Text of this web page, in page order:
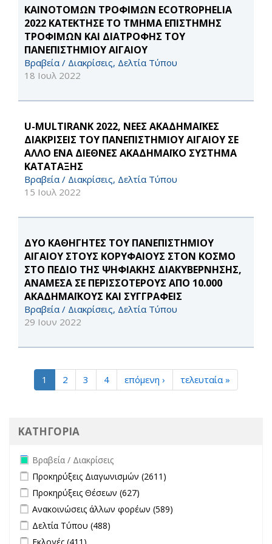
ΚΑΙΝΟΤΟΜΩΝ ΤΡΟΦΙΜΩΝ ECOTROPHELIA
2022 ΚΑΤΕΚΤΗΣΕ ΤΟ ΤΜΗΜΑ ΕΠΙΣΤΗΜΗΣ
ΤΡΟΦΙΜΩΝ ΚΑΙ ΔΙΑΤΡΟΦΗΣ ΤΟΥ
ΠΑΝΕΠΙΣΤΗΜΙΟΥ ΑΙΓΑΙΟΥ
Βραβεία / Διακρίσεις, Δελτία Τύπου
18 Ιουλ 2022
U-MULTIRANK 2022, ΝΕΕΣ ΑΚΑΔΗΜΑΪΚΕΣ
ΔΙΑΚΡΙΣΕΙΣ ΤΟΥ ΠΑΝΕΠΙΣΤΗΜΙΟΥ ΑΙΓΑΙΟΥ ΣΕ
ΑΛΛΟ ΕΝΑ ΔΙΕΘΝΕΣ ΑΚΑΔΗΜΑΪΚΟ ΣΥΣΤΗΜΑ
ΚΑΤΑΤΑΞΗΣ
Βραβεία / Διακρίσεις, Δελτία Τύπου
15 Ιουλ 2022
ΔΥΟ ΚΑΘΗΓΗΤΕΣ ΤΟΥ ΠΑΝΕΠΙΣΤΗΜΙΟΥ
ΑΙΓΑΙΟΥ ΣΤΟΥΣ ΚΟΡΥΦΑΙΟΥΣ ΣΤΟΝ ΚΟΣΜΟ
ΣΤΟ ΠΕΔΙΟ ΤΗΣ ΨΗΦΙΑΚΗΣ ΔΙΑΚΥΒΕΡΝΗΣΗΣ,
ΑΝΑΜΕΣΑ ΣΕ ΠΕΡΙΣΣΟΤΕΡΟΥΣ ΑΠΟ 10.000
ΑΚΑΔΗΜΑΪΚΟΥΣ ΚΑΙ ΣΥΓΓΡΑΦΕΙΣ
Βραβεία / Διακρίσεις, Δελτία Τύπου
29 Ιουν 2022
1 2 3 4 επόμενη › τελευταία »
ΚΑΤΗΓΟΡΙΑ
Remove Βραβεία / Διακρίσεις filter
Βραβεία / Διακρίσεις
Apply Προκηρύξεις Διαγωνισμών filter
Προκηρύξεις Διαγωνισμών (2611)
Apply Προκηρύξεις Θέσεων filter
Προκηρύξεις Θέσεων (627)
Apply Ανακοινώσεις άλλων φορέων filter
Ανακοινώσεις άλλων φορέων (589)
Apply Δελτία Τύπου filter
Δελτία Τύπου (488)
Apply Εκλογές filter